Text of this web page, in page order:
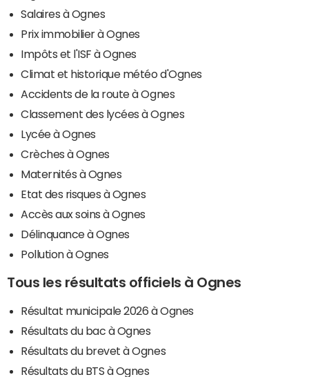
Salaires à Ognes
Prix immobilier à Ognes
Impôts et l'ISF à Ognes
Climat et historique météo d'Ognes
Accidents de la route à Ognes
Classement des lycées à Ognes
Lycée à Ognes
Crèches à Ognes
Maternités à Ognes
Etat des risques à Ognes
Accès aux soins à Ognes
Délinquance à Ognes
Pollution à Ognes
Tous les résultats officiels à Ognes
Résultat municipale 2026 à Ognes
Résultats du bac à Ognes
Résultats du brevet à Ognes
Résultats du BTS à Ognes